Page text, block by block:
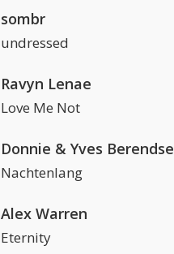
sombr
undressed
Ravyn Lenae
Love Me Not
Donnie & Yves Berendse
Nachtenlang
Alex Warren
Eternity